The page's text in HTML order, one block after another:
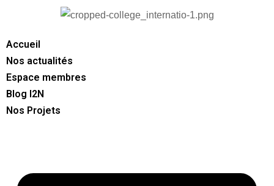
Accueil
Nos actualités
Espace membres
Blog I2N
Nos Projets